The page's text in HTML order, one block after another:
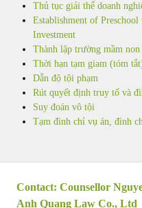
Thủ tục giải thể doanh
Establishment of
Investment
Thành lập trường mầm
Thời hạn tạm giam (tóm
Dẫn độ tội phạm
Rút quyết định truy tố và
Suy đoán vô tội
Tạm đình chỉ vụ án, đình
Contact: Counsellor
Anh Quang Law Co., Ltd